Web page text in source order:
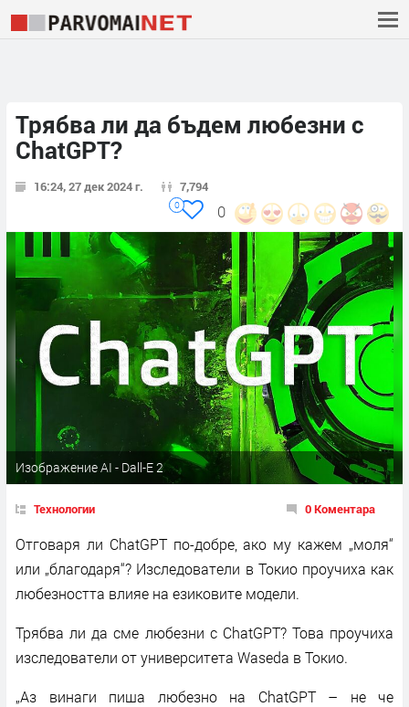
Трябва ли да бъдем любезни с
ChatGPT?
16:24, 27 дек 2024 г. 7,794
0
0
Изображение AI - Dall-E 2
Технологии 0 Коментара
Отговаря ли ChatGPT по-добре, ако му кажем „моля“
или „благодаря“? Изследователи в Токио проучиха как
любезността влияе на езиковите модели.
Трябва ли да сме любезни с ChatGPT? Това проучиха
изследователи от университета Waseda в Токио.
„Аз винаги пиша любезно на ChatGPT – не че